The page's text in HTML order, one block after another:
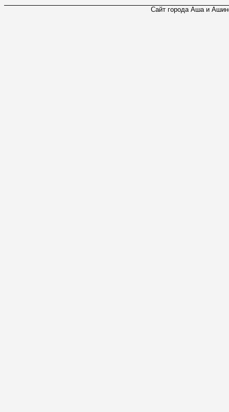
Сайт города Аша и